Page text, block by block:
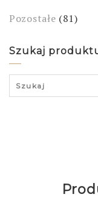
Pozostałe (81)
Szukaj
Search